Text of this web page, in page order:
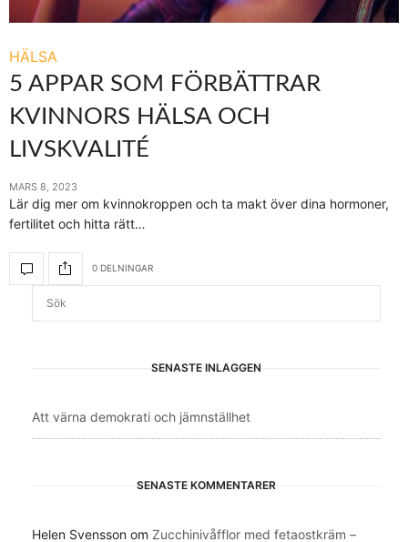
HÄLSA
5 APPAR SOM FÖRBÄTTRAR
KVINNORS HÄLSA OCH
LIVSKVALITÉ
MARS 8, 2023
Lär dig mer om kvinnokroppen och ta makt över dina hormoner,
fertilitet och hitta rätt…
0 DELNINGAR
SENASTE INLÄGGEN
Att värna demokrati och jämnställhet
SENASTE KOMMENTARER
Helen Svensson om Zucchinivåfflor med fetaostkräm –